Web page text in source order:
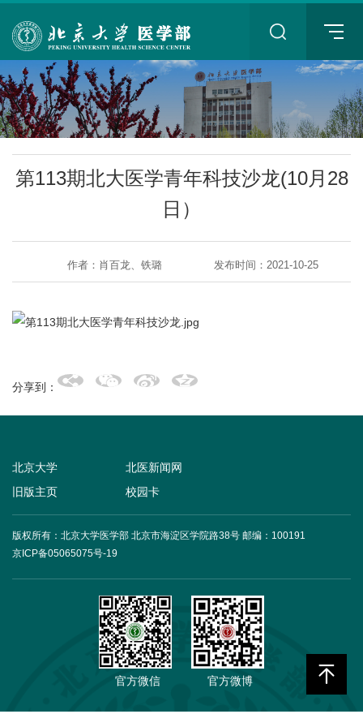
+
+
+
第113期北大医学青年科技沙龙(10月28
日）
作者：肖百龙、铁璐 发布时间：2021-10-25
分享到：
北京大学
北医新闻网
旧版主页
校园卡
版权所有：北京大学医学部 北京市海淀区学院路38号 邮编：100191
京ICP备05065075号-19
官方微信 官方微博